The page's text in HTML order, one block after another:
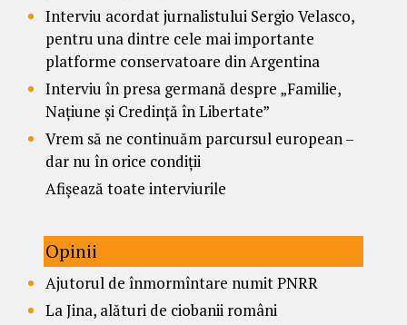
Interviu acordat jurnalistului Sergio Velasco,
pentru una dintre cele mai importante
platforme conservatoare din Argentina
Interviu în presa germană despre „Familie,
Națiune și Credință în Libertate”
Vrem să ne continuăm parcursul european –
dar nu în orice condiții
Afișează toate interviurile
Opinii
Ajutorul de înmormîntare numit PNRR
La Jina, alături de ciobanii români